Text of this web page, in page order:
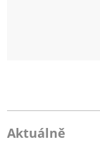
Aktuálně